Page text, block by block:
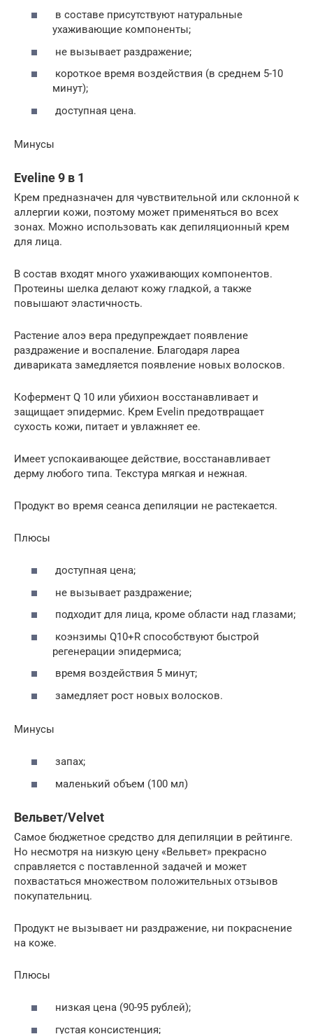
в составе присутствуют натуральные
ухаживающие компоненты;
не вызывает раздражение;
короткое время воздействия (в среднем 5-10
минут);
доступная цена.
Минусы
Eveline 9 в 1
Крем предназначен для чувствительной или склонной к
аллергии кожи, поэтому может применяться во всех
зонах. Можно использовать как депиляционный крем
для лица.
В состав входят много ухаживающих компонентов.
Протеины шелка делают кожу гладкой, а также
повышают эластичность.
Растение алоэ вера предупреждает появление
раздражение и воспаление. Благодаря лареа
дивариката замедляется появление новых волосков.
Кофермент Q 10 или убихион восстанавливает и
защищает эпидермис. Крем Evelin предотвращает
сухость кожи, питает и увлажняет ее.
Имеет успокаивающее действие, восстанавливает
дерму любого типа. Текстура мягкая и нежная.
Продукт во время сеанса депиляции не растекается.
Плюсы
доступная цена;
не вызывает раздражение;
подходит для лица, кроме области над глазами;
коэнзимы Q10+R способствуют быстрой
регенерации эпидермиса;
время воздействия 5 минут;
замедляет рост новых волосков.
Минусы
запах;
маленький объем (100 мл)
Вельвет/Velvet
Самое бюджетное средство для депиляции в рейтинге.
Но несмотря на низкую цену «Вельвет» прекрасно
справляется с поставленной задачей и может
похвастаться множеством положительных отзывов
покупательниц.
Продукт не вызывает ни раздражение, ни покраснение
на коже.
Плюсы
низкая цена (90-95 рублей);
густая консистенция;